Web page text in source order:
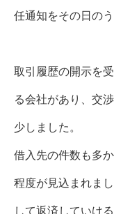
任通知をその日の
取引履歴の開示を
る会社があり、交
少しました。
借入先の件数も多
程度が見込まれま
して返済していけ